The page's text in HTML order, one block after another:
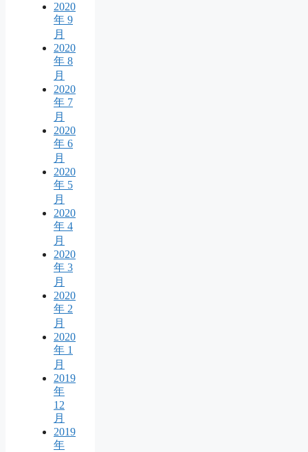
2020
年 9
月
2020
年 8
月
2020
年 7
月
2020
年 6
月
2020
年 5
月
2020
年 4
月
2020
年 3
月
2020
年 2
月
2020
年 1
月
2019
年
12
月
2019
年